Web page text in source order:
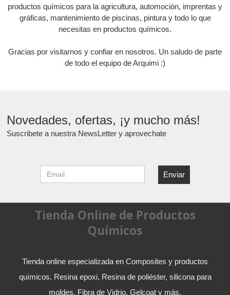
productos químicos para la agricultura, automoción, imprentas y
gráficas, mantenimiento de piscinas, pintura y todo lo que
necesitas en productos químicos.
Gracias por visitarnos y confiar en nosotros. Un saludo de parte
de todo el equipo de Arquimi :)
Novedades, ofertas, ¡y mucho más!
Suscribete a nuestra NewsLetter y aprovechate
Tienda Online de Productos
Químicos
Tienda online especializada en Composites y productos
químicos. Resina epoxi, Resina de poliéster, silicona para
moldes, Fibra de Vidrio, Gelcoat y más.